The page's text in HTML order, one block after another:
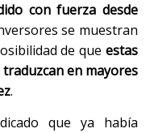
con fuerza desde
se muestran
de que estas
en mayores
.
que ya había